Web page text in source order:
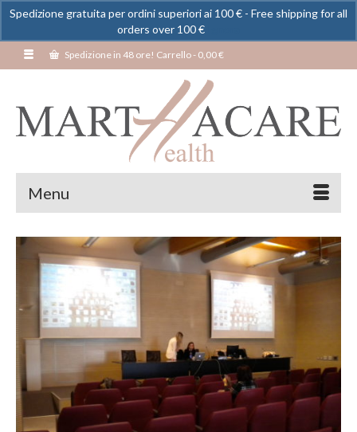
Spedizione in 48 ore! Carrello- 0,00€
Menu
Spedizione gratuita per ordini superiori ai 100 € - Free shipping for all
orders over 100 €